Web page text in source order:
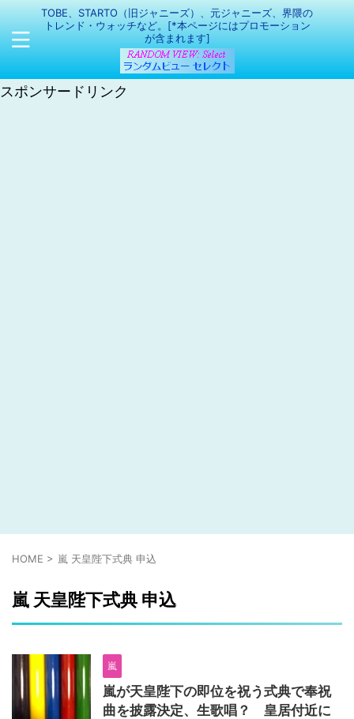
TOBE、STARTO（旧ジャニーズ）、元ジャニーズ、界隈の
トレンド・ウォッチなど。[*本ページにはプロモーション
が含まれます]
スポンサードリンク
HOME > 嵐 天皇陛下式典 申込
嵐 天皇陛下式典 申込
嵐
嵐が天皇陛下の即位を祝う式典で奉祝
曲を披露決定、生歌唱？ 皇居付近に